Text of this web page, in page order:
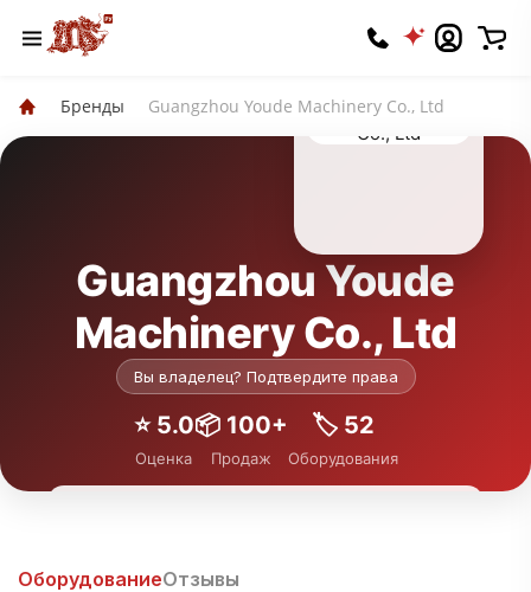
Бренды Guangzhou Youde Machinery Co., Ltd
Guangzhou Youde
Machinery Co., Ltd
Вы владелец? Подтвердите права
⭐️ 5.0
Оценка
📦 100+
Продаж
🏷 52
Оборудования
Войти, чтобы написать
ОборудованиеОтзывы